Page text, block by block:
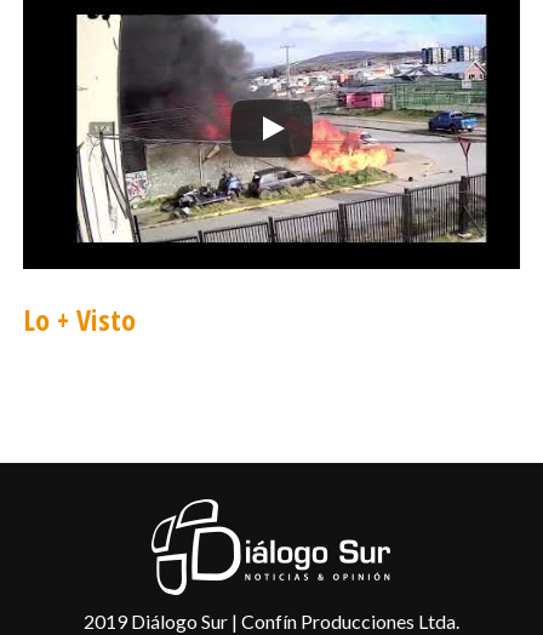
Lo anterior, debido a que el estilo
confrontacional y duro de Lluganys ha dejado
más de algún herido.
Como ejemplo, basta recordar que recién
asumido como vicepresidente de la SOFOFA,
Lluganys declaró al diario El Pulso (22 junio
2015) que: “Yo tengo una visión muy negativa de
los que esta pasando en el país” y “Veo al
empresa privada”, agregando que “la propuesta
gremial señaló que en la zona “ya no impera el
estado de derecho”, lo que causó un gran
revuelo en el mundo político y en especial en el
Lo + Visto
2019 Diálogo Sur | Confín Producciones Ltda.